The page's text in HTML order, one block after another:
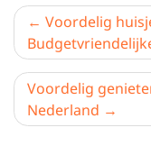
Voordelig
Voordelig
Nederland